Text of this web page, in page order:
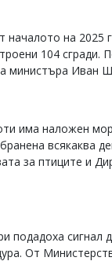
на 2025
104 сгради.
министъра Иван
има наложен
всякаква
за птиците и
подадоха сигнал
От